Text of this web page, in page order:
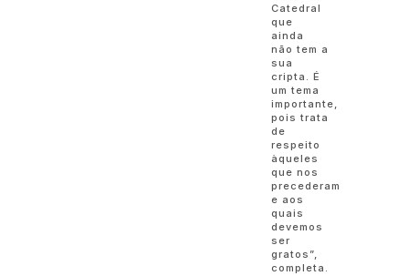
Catedral
que
ainda
não tem a
sua
cripta. É
um tema
importante,
pois trata
de
respeito
àqueles
que nos
precederam
e aos
quais
devemos
ser
gratos”,
completa.